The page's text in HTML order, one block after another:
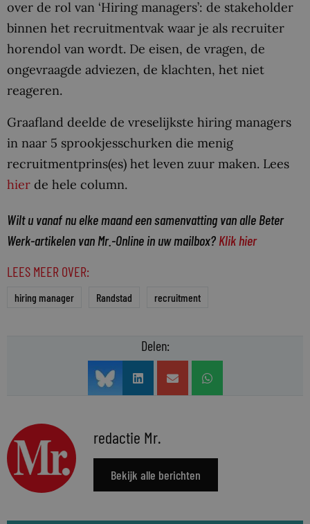
over de rol van ‘Hiring managers’: de stakeholder
binnen het recruitmentvak waar je als recruiter
horendol van wordt. De eisen, de vragen, de
ongevraagde adviezen, de klachten, het niet
reageren.
Graafland deelde de vreselijkste hiring managers
in naar 5 sprookjesschurken die menig
recruitmentprins(es) het leven zuur maken. Lees
hier de hele column.
Wilt u vanaf nu elke maand een samenvatting van alle Beter
Werk-artikelen van Mr.-Online in uw mailbox? Klik hier
LEES MEER OVER:
hiring manager Randstad recruitment
Delen:
redactie Mr.
Bekijk alle berichten